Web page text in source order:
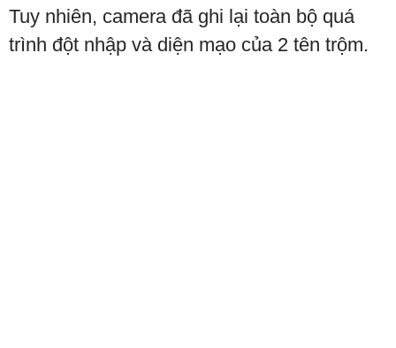
Tuy nhiên, camera đã ghi lại toàn bộ quá
trình đột nhập và diện mạo của 2 tên trộm.